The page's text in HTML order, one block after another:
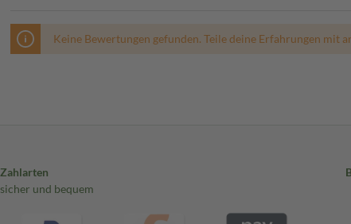
Keine Bewertungen gefunden. Teile deine Erfahrungen mit
Zahlarten
sicher und bequem